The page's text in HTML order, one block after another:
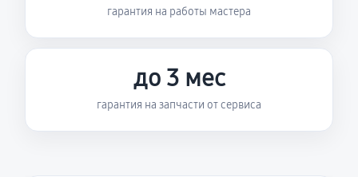
гарантия на работы мастера
до 3 мес
гарантия на запчасти от сервиса